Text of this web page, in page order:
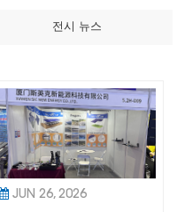
전시 뉴스
JUN 26, 2026